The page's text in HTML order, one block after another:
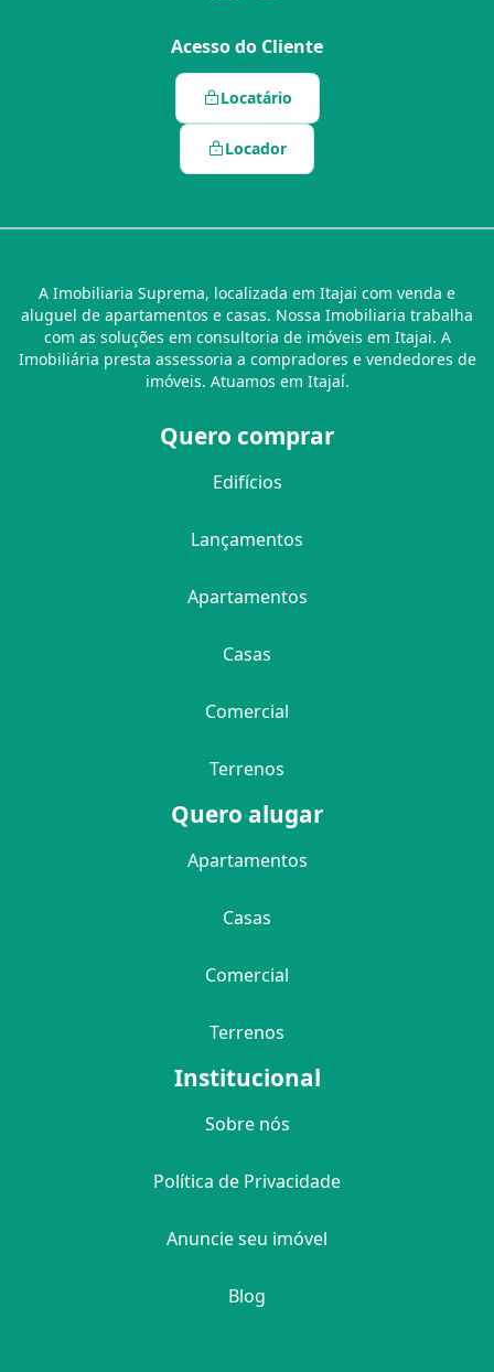
Acesso do Cliente
Locatário
Locador
A Imobiliaria Suprema, localizada em Itajai com venda e
aluguel de apartamentos e casas. Nossa Imobiliaria trabalha
com as soluções em consultoria de imóveis em Itajai. A
Imobiliária presta assessoria a compradores e vendedores de
imóveis. Atuamos em Itajaí.
Quero comprar
Edifícios
Lançamentos
Apartamentos
Casas
Comercial
Terrenos
Quero alugar
Apartamentos
Casas
Comercial
Terrenos
Institucional
Sobre nós
Política de Privacidade
Anuncie seu imóvel
Blog